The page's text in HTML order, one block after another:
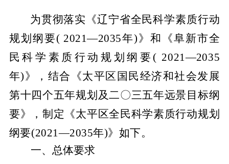
为贯彻落实《辽宁省全民科学素质行动
规划纲要( 2021—2035年)》和《阜新市全
民科学素质行动规划纲要( 2021—2035
年)》，结合《太平区国民经济和社会发展
第十四个五年规划及二〇三五年远景目标纲
要》，制定《太平区全民科学素质行动规划
纲要(2021—2035年)》如下。
一、总体要求